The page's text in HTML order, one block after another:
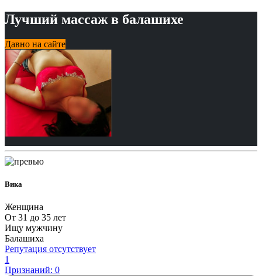
Лучший массаж в балашихе
Давно на сайте
Вика
Женщина
От 31 до 35 лет
Ищу мужчину
Балашиха
Репутация отсутствует
1
Признаний: 0